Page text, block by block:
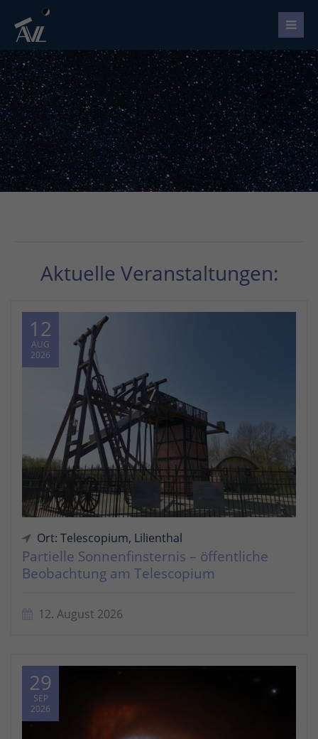
Aktuelle Veranstaltungen:
12
AUG
2026
Ort: Telescopium, Lilienthal
Partielle Sonnenfinsternis – öffentliche
Beobachtung am Telescopium
12. August 2026
29
SEP
2026